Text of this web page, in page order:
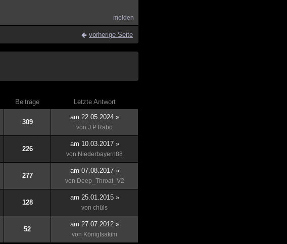
melden
vorherige Seite
Beiträge
Letzte Antwort
309
am 22.05.2024 »
von J.P.Rabo
226
am 10.03.2017 »
von Niederbayern88
277
am 07.08.2017 »
von Deep_Throat_V2
128
am 25.01.2015 »
von chüls
52
am 27.07.2012 »
von KönigIsakim